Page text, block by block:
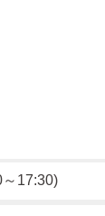
17:30)